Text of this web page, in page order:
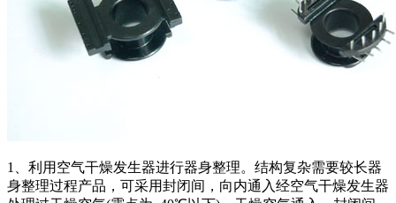
1、利用空气干燥发生器进行器身整理。结构复杂需要较长器
身整理过程产品，可采用封闭间，向内通入经空气干燥发生器